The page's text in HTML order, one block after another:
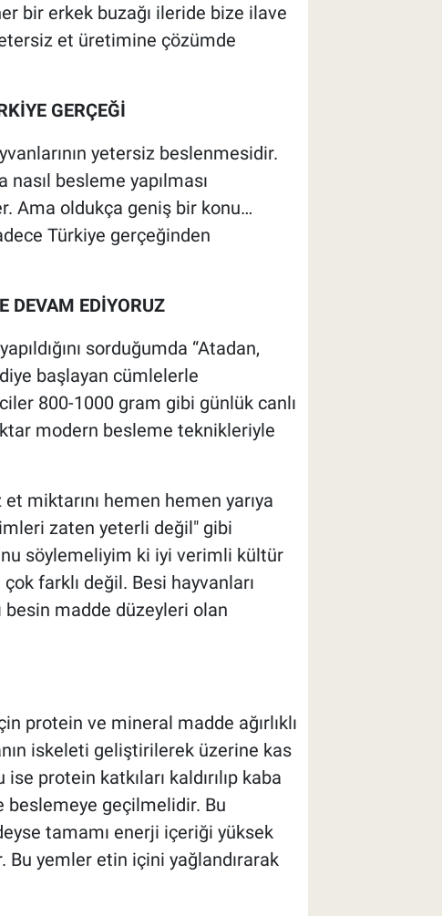
bir erkek buzağı ileride bize ilave
et üretimine çözümde
GERÇEĞİ
yetersiz beslenmesidir.
besleme yapılması
Ama oldukça geniş bir konu…
Türkiye gerçeğinden
DEVAM EDİYORUZ
sorduğumda “Atadan,
başlayan cümlelerle
800-1000 gram gibi günlük canlı
modern besleme teknikleriyle
miktarını hemen hemen yarıya
zaten yeterli değil" gibi
söylemeliyim ki iyi verimli kültür
farklı değil. Besi hayvanları
madde düzeyleri olan
protein ve mineral madde ağırlıklı
iskeleti geliştirilerek üzerine kas
protein katkıları kaldırılıp kaba
beslemeye geçilmelidir. Bu
tamamı enerji içeriği yüksek
Bu yemler etin içini yağlandırarak